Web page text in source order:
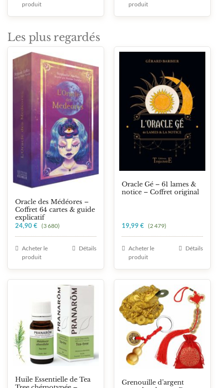
produit
produit
Les plus regardés
Oracle des Médéores –
Coffret 64 cartes & guide
explicatif
24,90€ (3 680)
Acheter le
produit
Détails
Oracle Gé – 61 lames &
notice – Coffret original
19,99€ (2 479)
Acheter le
produit
Détails
Huile Essentielle de Tea
Grenouille d’argent